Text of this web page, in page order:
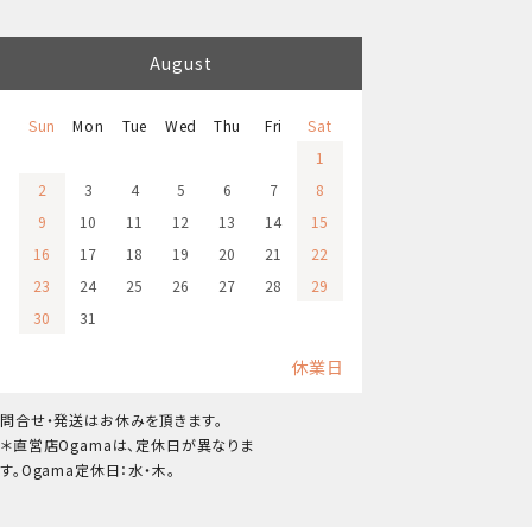
August
Sun Mon Tue Wed Thu Fri
Sat
1
2
3 4 5 6 7
8
9
10 11 12 13 14
15
16
17 18 19 20 21
22
23
24 25 26 27 28
29
30
31
休業日
問合せ・発送はお休みを頂きます。
＊直営店Ogamaは、定休日が異なりま
す。Ogama定休日：水・木。